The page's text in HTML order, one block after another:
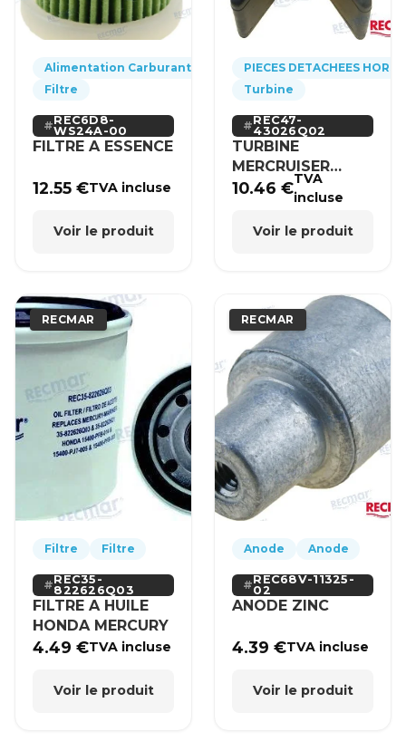
Alimentation Carburant
Filtre
REC6D8-
WS24A-00
FILTRE A ESSENCE
12.55€TVA incluse
Voir le produit
PIECES DETACHEES HORS-
Turbine
REC47-
43026Q02
TURBINE
MERCRUISER
MERCURY BRP
10.46€TVA
incluse
Voir le produit
RECMAR
Filtre Filtre
REC35-
822626Q03
FILTRE A HUILE
HONDA MERCURY
4.49€TVA incluse
Voir le produit
RECMAR
Anode Anode
REC68V-11325-
02
ANODE ZINC
4.39€TVA incluse
Voir le produit